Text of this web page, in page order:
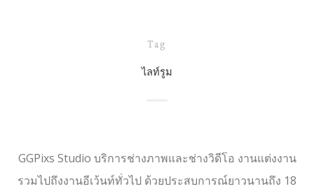
Tag
ไลท์รูม
GGPixs Studio บริการช่างภาพและช่างวิดีโอ งานแต่งงาน
รวมไปถึงงานอีเว้นท์ทั่วไป ด้วยประสบการณ์ยาวนานถึง 18